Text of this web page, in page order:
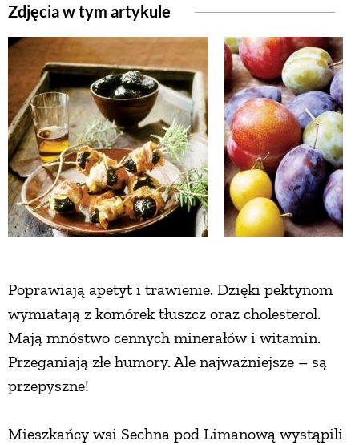
Zdjęcia w tym artykule
Poprawiają apetyt i trawienie. Dzięki pektynom
wymiatają z komórek tłuszcz oraz cholesterol.
Mają mnóstwo cennych minerałów i witamin.
Przeganiają złe humory. Ale najważniejsze – są
przepyszne!
Mieszkańcy wsi Sechna pod Limanową wystąpili